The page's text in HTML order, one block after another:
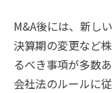
M&A後には、新し
決算期の変更など
るべき事項が多数あ
会社法のルールに